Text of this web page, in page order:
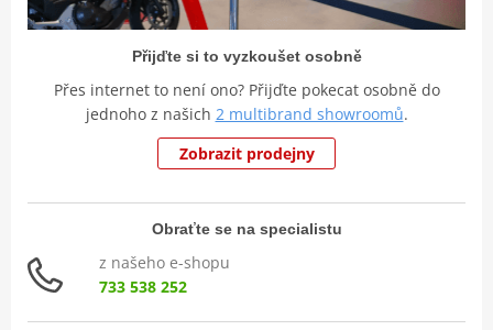
Přijďte si to vyzkoušet osobně
Přes internet to není ono? Přijďte pokecat osobně do
jednoho z našich 2 multibrand showroomů.
Zobrazit prodejny
Obraťte se na specialistu
z našeho e-shopu
733 538 252